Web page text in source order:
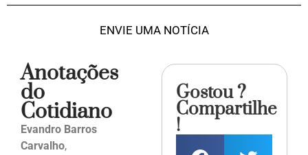
ENVIE UMA NOTÍCIA
Anotações
do
Cotidiano
Evandro Barros
Carvalho,
Gostou ?
Compartilhe
!